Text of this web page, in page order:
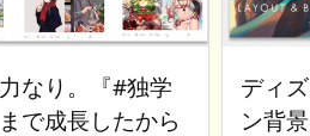
なり。『#独学
で成長したから
ディ
ン背